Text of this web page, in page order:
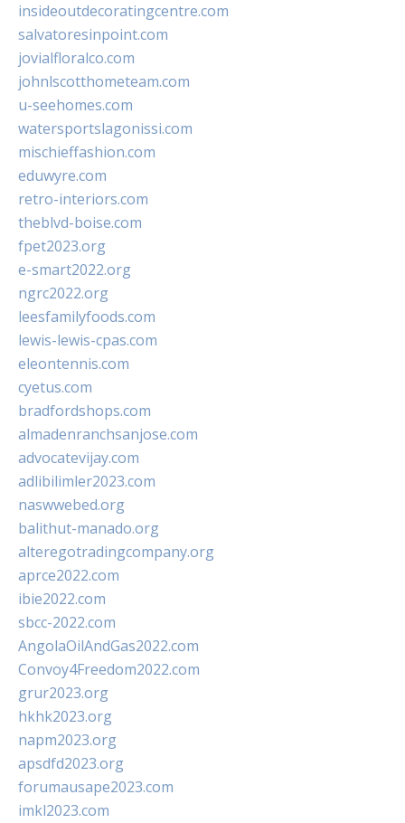
insideoutdecoratingcentre.com
salvatoresinpoint.com
jovialfloralco.com
johnlscotthometeam.com
u-seehomes.com
watersportslagonissi.com
mischieffashion.com
eduwyre.com
retro-interiors.com
theblvd-boise.com
fpet2023.org
e-smart2022.org
ngrc2022.org
leesfamilyfoods.com
lewis-lewis-cpas.com
eleontennis.com
cyetus.com
bradfordshops.com
almadenranchsanjose.com
advocatevijay.com
adlibilimler2023.com
naswwebed.org
balithut-manado.org
alteregotradingcompany.org
aprce2022.com
ibie2022.com
sbcc-2022.com
AngolaOilAndGas2022.com
Convoy4Freedom2022.com
grur2023.org
hkhk2023.org
napm2023.org
apsdfd2023.org
forumausape2023.com
imkl2023.com